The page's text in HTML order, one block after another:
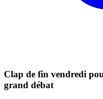
Clap de fin vendredi
grand débat